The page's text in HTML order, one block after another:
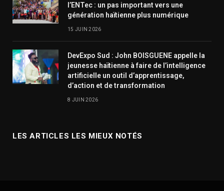
l’ENTec : un pas important vers une
génération haïtienne plus numérique
15 JUIN 2026
DevExpo Sud : John BOISGUENE appelle la
jeunesse haïtienne à faire de l’intelligence
artificielle un outil d’apprentissage,
d’action et de transformation
8 JUIN 2026
LES ARTICLES LES MIEUX NOTÉS